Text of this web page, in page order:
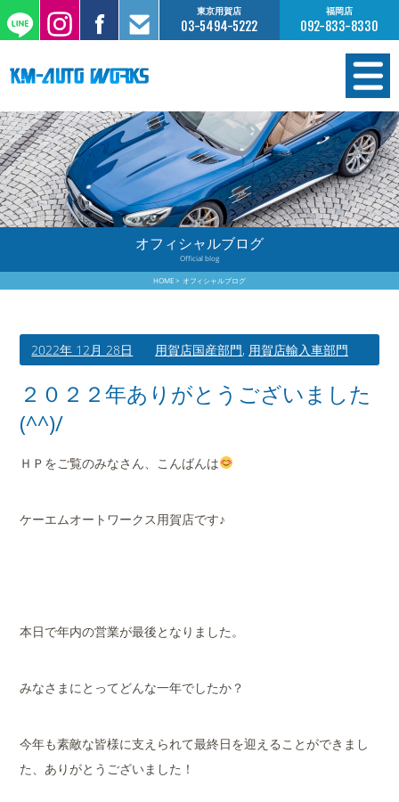
東京用賀店
03-5494-5222
福岡店
092-833-8330
在庫情報
オーダー販売
工場サービス
保証について
買取査定のご案内
店舗案内
オフィシャルブログ
Official blog
HOME オフィシャルブログ
2022年 12月 28日 用賀店国産部門, 用賀店輸入車部門
２０２２年ありがとうございました
(^^)/
ＨＰをご覧のみなさん、こんばんは
ケーエムオートワークス用賀店です♪
本日で年内の営業が最後となりました。
みなさまにとってどんな一年でしたか？
今年も素敵な皆様に支えられて最終日を迎えることができまし
た、ありがとうございました！